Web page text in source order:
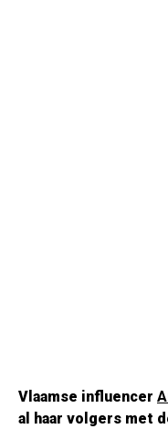
Vlaamse influencer
al haar volgers met